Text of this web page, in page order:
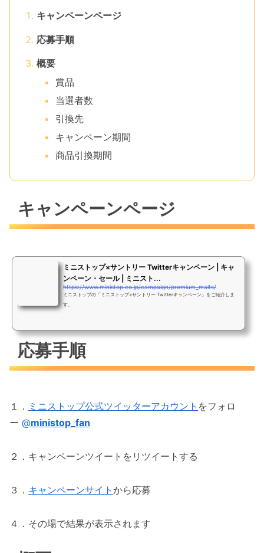
キャンペーンページ
応募手順
概要
賞品
当選者数
引換先
キャンペーン期間
商品引換期間
キャンペーンページ
ミニストップ×サントリー Twitterキャンペーン | キャ
ンペーン・セール | ミニスト...
https://www.ministop.co.jp/campaign/premium_malts/
ミニストップの「ミニストップ×サントリー Twitterキャンペーン」をご紹介しま
す。
応募手順
１． ミニストップ公式ツイッターアカウント をフォロ
ー @ministop_fan
２．キャンペーンツイートをリツイートする
３． キャンペーンサイト から応募
４．その場で結果が表示されます